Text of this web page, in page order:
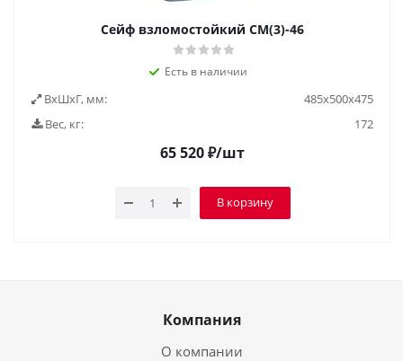
Сейф взломостойкий СМ(3)-46
Есть в наличии
ВxШxГ, мм:
485x500x475
Вес, кг:
172
65 520₽/шт
В корзину
Компания
О компании